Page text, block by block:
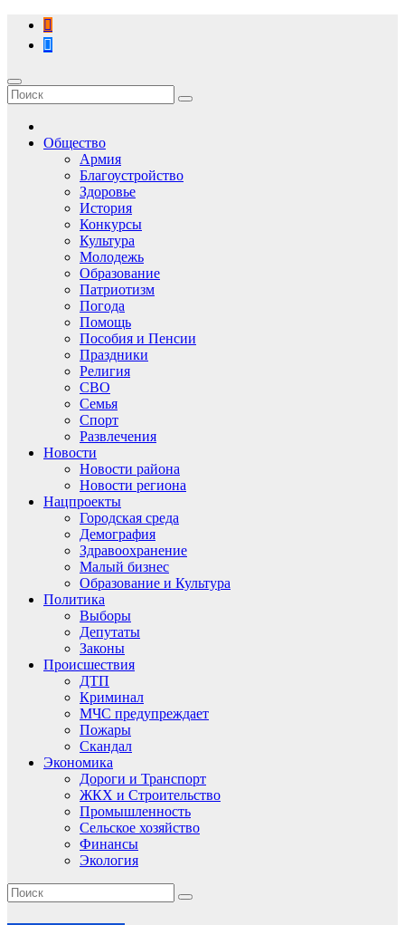
Перейти
содержимому
Общество
Армия
Благоустройство
Здоровье
История
Конкурсы
Культура
Молодежь
Образование
Патриотизм
Погода
Помощь
Пособия и Пенсии
Праздники
Религия
СВО
Семья
Спорт
Развлечения
Новости
Новости района
Новости региона
Нацпроекты
Городская среда
Демография
Здравоохранение
Малый бизнес
Образование и Культура
Политика
Выборы
Депутаты
Законы
Происшествия
ДТП
Криминал
МЧС предупреждает
Пожары
Скандал
Экономика
Дороги и Транспорт
ЖКХ и Строительство
Промышленность
Сельское хозяйство
Финансы
Экология